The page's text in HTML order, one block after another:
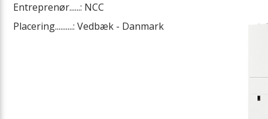
Entreprenør......: NCC
Placering..........: Vedbæk - Danmark